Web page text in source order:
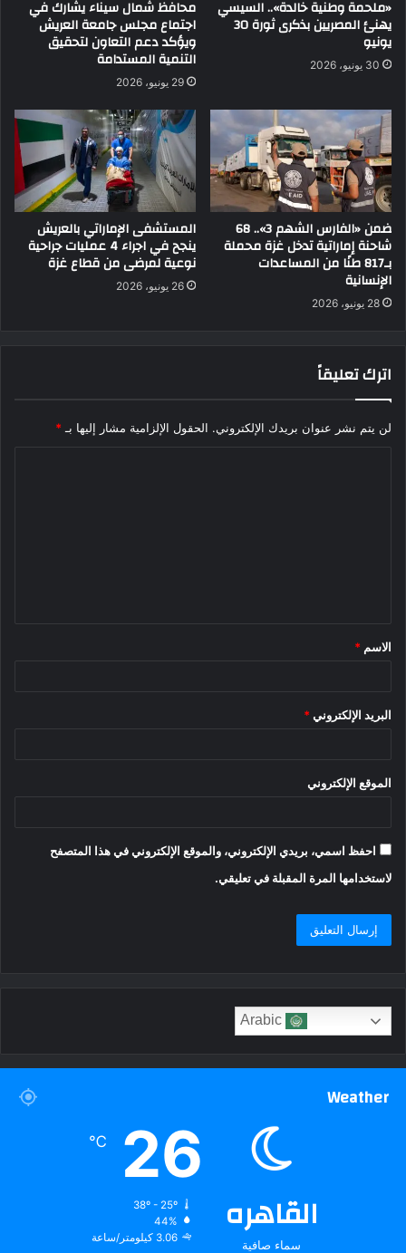
«ملحمة وطنية خالدة».. السيسي
يهنئ المصريين بذكرى ثورة 30
يونيو
30 يونيو، 2026
محافظ شمال سيناء يشارك في
اجتماع مجلس جامعة العريش
ويؤكد دعم التعاون لتحقيق
التنمية المستدامة
29 يونيو، 2026
ضمن «الفارس الشهم 3».. 68
شاحنة إماراتية تدخل غزة محملة
بـ817 طنًا من المساعدات
الإنسانية
28 يونيو، 2026
المستشفى الإماراتي بالعريش
ينجح في اجراء 4 عمليات جراحية
نوعية لمرضى من قطاع غزة
26 يونيو، 2026
اترك تعليقاً
لن يتم نشر عنوان بريدك الإلكتروني. الحقول الإلزامية مشار إليها بـ *
*
الاسم *
البريد الإلكتروني *
الموقع الإلكتروني
احفظ اسمي، بريدي الإلكتروني، والموقع الإلكتروني في هذا المتصفح
لاستخدامها المرة المقبلة في تعليقي.
Weather
القاهره
سماء صافية
26
℃
38º - 25º
44%
3.06 كيلومتر/ساعة